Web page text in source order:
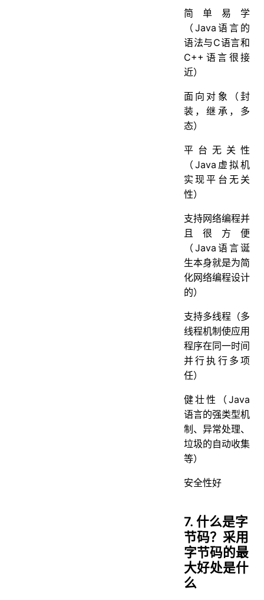
简单易学
（Java语言的
语法与C语言和
C++语言很接
近）
面向对象（封
装，继承，多
态）
平台无关性
（Java虚拟机
实现平台无关
性）
支持网络编程并
且很方便
（Java语言诞
生本身就是为简
化网络编程设计
的）
支持多线程（多
线程机制使应用
程序在同一时间
并行执行多项
任）
健壮性（Java
语言的强类型机
制、异常处理、
垃圾的自动收集
等）
安全性好
7. 什么是字
节码？采用
字节码的最
大好处是什
么